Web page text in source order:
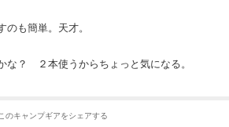
も簡単。天才。
な？ ２本使うからちょっと気になる。
のキャンプギアをシェアする